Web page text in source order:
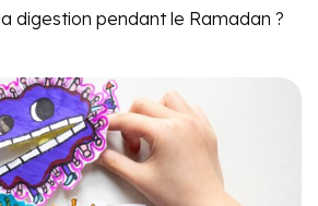
digestion pendant le Ramadan ?